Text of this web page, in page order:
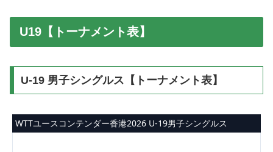
U19【トーナメント表】
U-19 男子シングルス【トーナメント表】